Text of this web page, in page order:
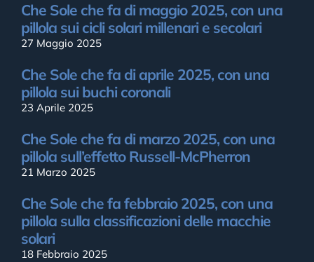
Che Sole che fa di maggio 2025, con una
pillola sui cicli solari millenari e secolari
27 Maggio 2025
Che Sole che fa di aprile 2025, con una
pillola sui buchi coronali
23 Aprile 2025
Che Sole che fa di marzo 2025, con una
pillola sull’effetto Russell-McPherron
21 Marzo 2025
Che Sole che fa febbraio 2025, con una
pillola sulla classificazioni delle macchie
solari
18 Febbraio 2025